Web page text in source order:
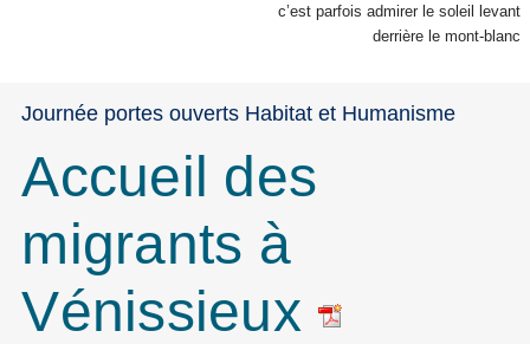
c’est parfois admirer le soleil levant
derrière le mont-blanc
Journée portes ouverts Habitat et Humanisme
Accueil des
migrants à
Vénissieux